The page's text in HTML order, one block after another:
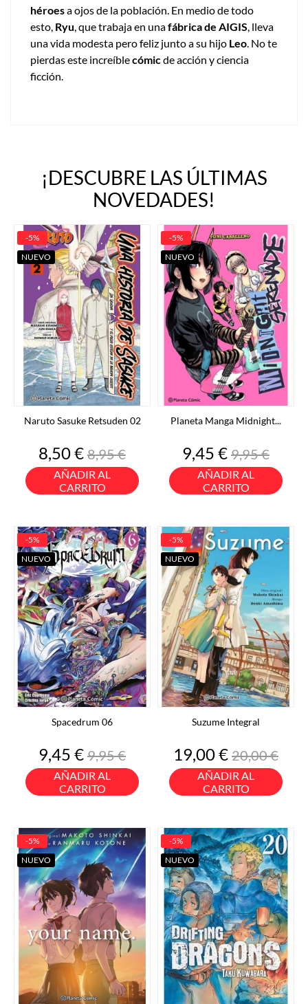
héroesa ojos de la población. En medio de todo
esto, Ryu, que trabaja en unafábrica de AIGIS, lleva
una vida modesta pero feliz junto a su hijo Leo. No te
pierdas este increíblecómicde acción y ciencia
ficción.
¡DESCUBRE LAS ÚLTIMAS
NOVEDADES!
Naruto Sasuke Retsuden 02
Precio
8,50 €Precio
base
8,95 €
AÑADIR AL
CARRITO
-5%
NUEVO
Planeta Manga Midnight...
Precio
9,45 €Precio
base
9,95 €
AÑADIR AL
CARRITO
-5%
NUEVO
Spacedrum 06
Precio
9,45 €Precio
base
9,95 €
AÑADIR AL
CARRITO
-5%
NUEVO
Suzume Integral
Precio
19,00 €Precio
base
20,00 €
AÑADIR AL
CARRITO
-5%
NUEVO
-5%
NUEVO
-5%
NUEVO